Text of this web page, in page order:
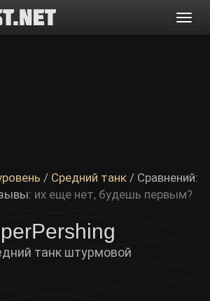
/ Средний танк / Сравнений:
их еще нет, будешь первым?
танк штурмовой